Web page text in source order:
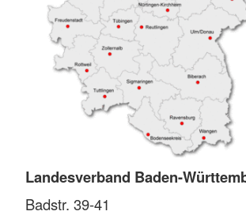
Landesverband Baden-
Badstr. 39-41